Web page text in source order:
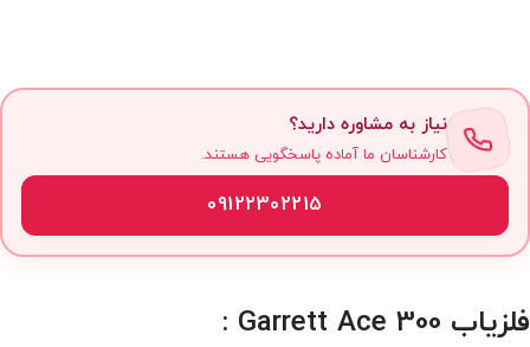
نیاز به مشاوره دارید؟
کارشناسان ما آماده پاسخگویی هستند.
09122302215
فلزیاب :